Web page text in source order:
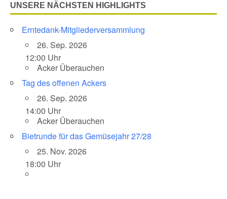
UNSERE NÄCHSTEN HIGHLIGHTS
Erntedank-Mitgliederversammlung
26. Sep. 2026
12:00 Uhr
Acker Überauchen
Tag des offenen Ackers
26. Sep. 2026
14:00 Uhr
Acker Überauchen
Bietrunde für das Gemüsejahr 27/28
25. Nov. 2026
18:00 Uhr